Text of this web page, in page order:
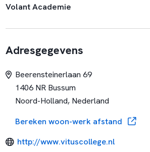
Volant Academie
Adresgegevens
Beerensteinerlaan 69
1406 NR Bussum
Noord-Holland, Nederland
Bereken woon-werk afstand
http://www.vituscollege.nl